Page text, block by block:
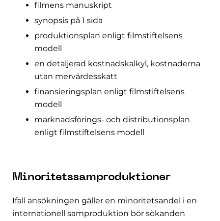
filmens manuskript
synopsis på 1 sida
produktionsplan enligt filmstiftelsens
modell
en detaljerad kostnadskalkyl, kostnaderna
utan mervärdesskatt
finansieringsplan enligt filmstiftelsens
modell
marknadsförings- och distributionsplan
enligt filmstiftelsens modell
Minoritetssamproduktioner
Ifall ansökningen gäller en minoritetsandel i en
internationell samproduktion bör sökanden